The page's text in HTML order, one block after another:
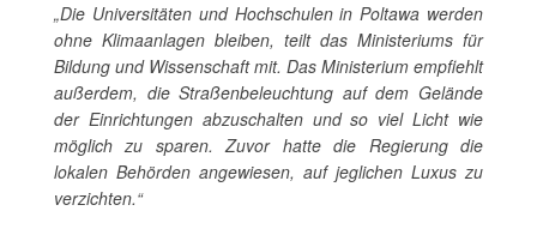
„Die Universitäten und Hochschulen in Poltawa werden
ohne Klimaanlagen bleiben, teilt das Ministeriums für
Bildung und Wissenschaft mit. Das Ministerium empfiehlt
außerdem, die Straßenbeleuchtung auf dem Gelände
der Einrichtungen abzuschalten und so viel Licht wie
möglich zu sparen. Zuvor hatte die Regierung die
lokalen Behörden angewiesen, auf jeglichen Luxus zu
verzichten.“